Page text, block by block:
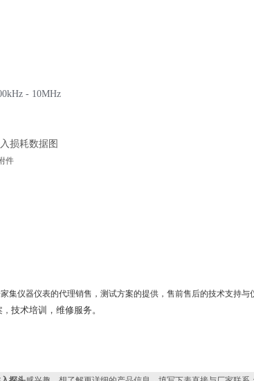
- 10MHz
损耗数据图
件
集仪器仪表的代理销售，测试方案的提供，售前售后的技术支持
技术培训，维修服务。